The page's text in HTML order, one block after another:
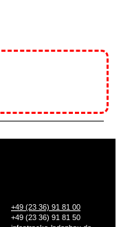
+49 (23 36) 91 81 00
+49 (23 36) 91 81 50